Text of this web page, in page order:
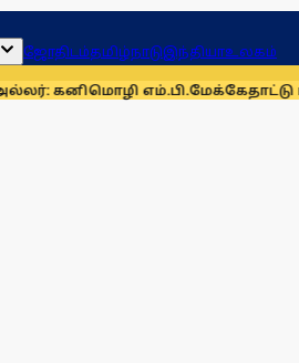
ஜோதிடம்தமிழ்நாடுஇந்தியாஉலகம்
எம்.பி.மேக்கேதாட்டு